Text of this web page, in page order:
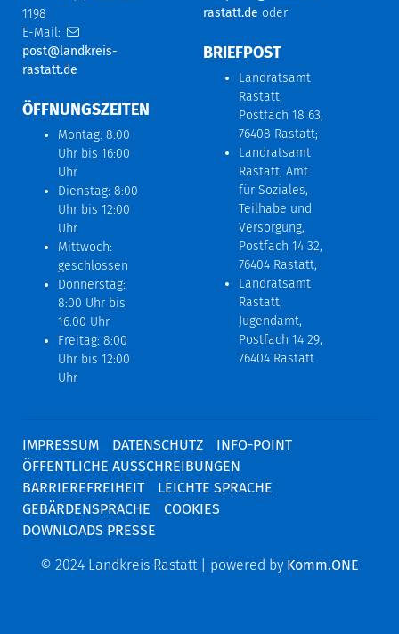
1198
E-Mail:
post@landkreis-
rastatt.de
ÖFFNUNGSZEITEN
Montag: 8:00
Uhr bis 16:00
Uhr
Dienstag: 8:00
Uhr bis 12:00
Uhr
Mittwoch:
geschlossen
Donnerstag:
8:00 Uhr bis
16:00 Uhr
Freitag: 8:00
Uhr bis 12:00
Uhr
rastatt.de oder
BRIEFPOST
Landratsamt
Rastatt,
Postfach 18 63,
76408 Rastatt;
Landratsamt
Rastatt, Amt
für Soziales,
Teilhabe und
Versorgung,
Postfach 14 32,
76404 Rastatt;
Landratsamt
Rastatt,
Jugendamt,
Postfach 14 29,
76404 Rastatt
IMPRESSUM DATENSCHUTZ
INFO-POINT
ÖFFENTLICHE AUSSCHREIBUNGEN
BARRIEREFREIHEIT
LEICHTE SPRACHE
GEBÄRDENSPRACHE
COOKIES
DOWNLOADS PRESSE
© 2024 Landkreis Rastatt | powered by Komm.ONE